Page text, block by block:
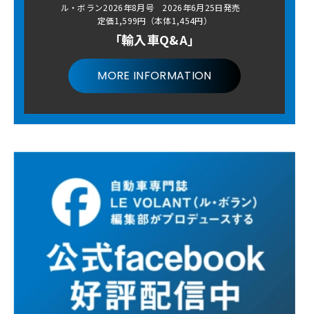
ル・ボラン2026年8月号 2026年6月25日発売
定価1,599円（本体1,454円）
「輸入車Q&A」
MORE INFORMATION